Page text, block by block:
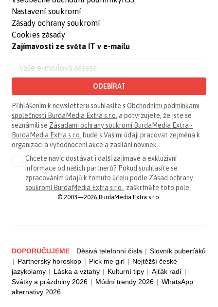
Nastavení soukromí
Zásady ochrany soukromí
Cookies zásady
Zajímavosti ze světa IT v e-mailu
ODEBÍRAT
Přihlášením k newsletteru souhlasíte s Obchodními podmínkami
společnosti BurdaMedia Extra s.r.o. a potvrzujete, že jste se
seznámili se Zásadami ochrany soukromí BurdaMedia Extra -
BurdaMedia Extra s.r.o. bude s Vašimi údaji pracovat zejména k
organizaci a vyhodnocení akce a zasílání novinek.
Chcete navíc dostávat i další zajímavé a exkluzivní
informace od našich partnerů? Pokud souhlasíte se
zpracováním údajů k tomuto účelu podle Zásad ochrany
soukromí BurdaMedia Extra s.r.o. , zaškrtněte toto pole.
© 2003—2026 BurdaMedia Extra s.r.o.
DOPORUČUJEME Děsivá telefonní čísla | Slovník puberťáků
| Partnerský horoskop | Pick me girl | Nejtěžší české
jazykolamy | Láska a vztahy | Kulturní tipy | Ajťák radí |
Svátky a prázdniny 2026 | Módní trendy 2026 | WhatsApp
alternativy 2026